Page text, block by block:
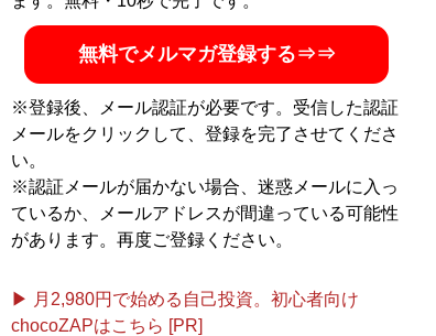
無料でメルマガ登録する⇒⇒
※登録後、メール認証が必要です。受信した認証
メールをクリックして、登録を完了させてくださ
い。
※認証メールが届かない場合、迷惑メールに入っ
ているか、メールアドレスが間違っている可能性
があります。再度ご登録ください。
▶ 月2,980円で始める自己投資。初心者向け
chocoZAPはこちら [PR]